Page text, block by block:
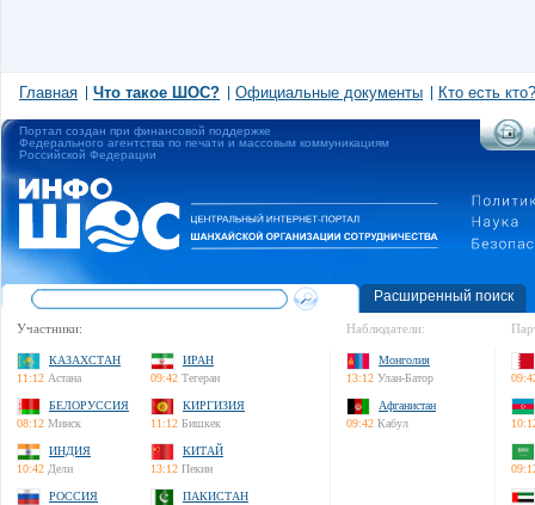
Главная Что такое ШОС? Официальные документы Кто есть кто?
Портал создан при финансовой поддержке
Федерального агентства по печати и массовым коммуникациям
Российской Федерации
Расширенный поиск
Участники:
КАЗАХСТАН
11:12 Астана
ИРАН
09:42 Тегеран
БЕЛОРУССИЯ
08:12 Минск
КИРГИЗИЯ
11:12 Бишкек
ИНДИЯ
10:42 Дели
КИТАЙ
13:12 Пекин
РОССИЯ
ПАКИСТАН
Наблюдатели:
Монголия
13:12 Улан-Батор
Афганистан
09:42 Кабул